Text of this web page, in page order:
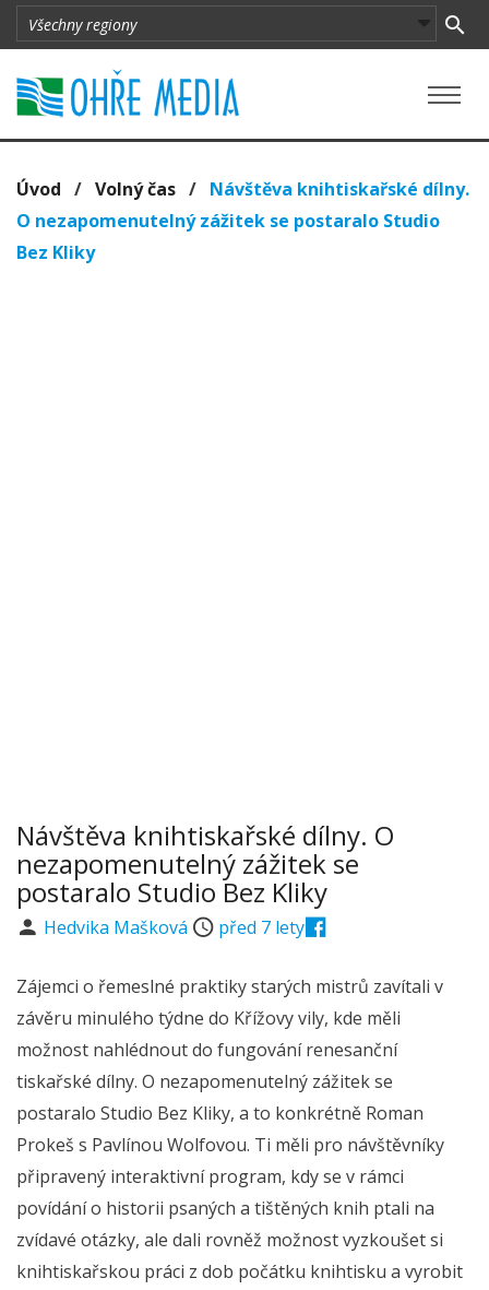
Úvod / Volný čas / Návštěva knihtiskařské dílny.
O nezapomenutelný zážitek se postaralo Studio
Bez Kliky
Návštěva knihtiskařské dílny. O
nezapomenutelný zážitek se
postaralo Studio Bez Kliky
Hedvika Mašková před 7 lety
Zájemci o řemeslné praktiky starých mistrů zavítali v
závěru minulého týdne do Křížovy vily, kde měli
možnost nahlédnout do fungování renesanční
tiskařské dílny. O nezapomenutelný zážitek se
postaralo Studio Bez Kliky, a to konkrétně Roman
Prokeš s Pavlínou Wolfovou. Ti měli pro návštěvníky
připravený interaktivní program, kdy se v rámci
povídání o historii psaných a tištěných knih ptali na
zvídavé otázky, ale dali rovněž možnost vyzkoušet si
knihtiskařskou práci z dob počátku knihtisku a vyrobit